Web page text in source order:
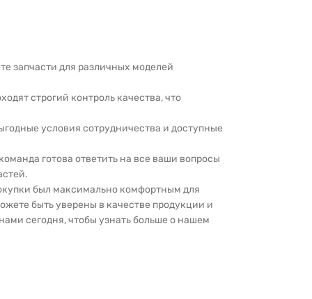
запчасти для различных моделей
строгий контроль качества, что
условия сотрудничества и доступные
готова ответить на все ваши вопросы
был максимально комфортным для
быть уверены в качестве продукции и
сегодня, чтобы узнать больше о нашем